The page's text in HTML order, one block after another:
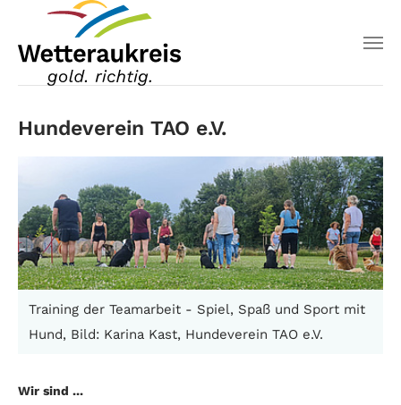
Hundeverein TAO e.V.
Training der Teamarbeit - Spiel, Spaß und Sport mit
Hund, Bild: Karina Kast, Hundeverein TAO e.V.
Wir sind ...